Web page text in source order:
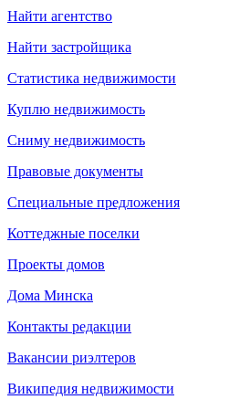
Найти агентство
Найти застройщика
Статистика недвижимости
Куплю недвижимость
Сниму недвижимость
Правовые документы
Специальные предложения
Коттеджные поселки
Проекты домов
Дома Минска
Контакты редакции
Вакансии риэлтеров
Википедия недвижимости